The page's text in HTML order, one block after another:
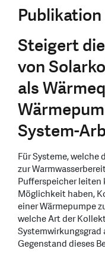
Publikation
Steigert
von
als
System-
Für Systeme,
zur
Pufferspeicher leiten
Möglichkeit haben,
einer Wärmepumpe
welche Art der
Systemwirkungsgrad
Gegenstand dieses